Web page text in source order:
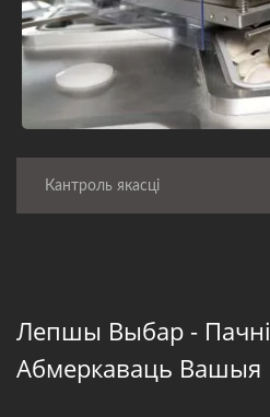
Кантроль якасці
Лепшы Выбар -
Абмеркаваць Вашыя